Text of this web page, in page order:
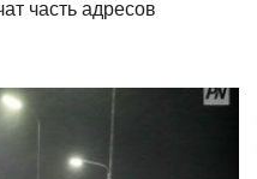
часть адресов